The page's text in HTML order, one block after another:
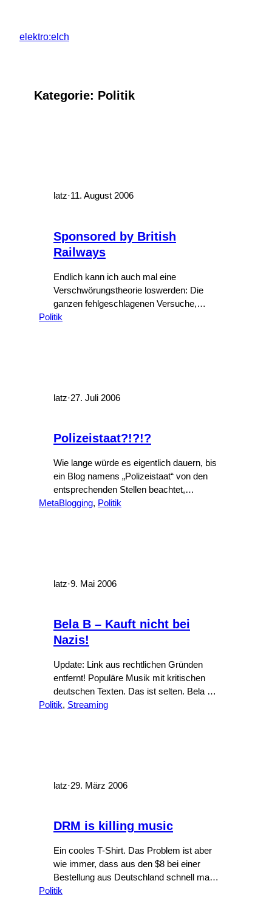
springen
elektro:elch
Kategorie: Politik
latz·11. August 2006
Sponsored by British
Railways
Endlich kann ich auch mal eine
Verschwörungstheorie loswerden: Die
ganzen fehlgeschlagenen Versuche,
Verkehrsflugzeuge in die Luft zu jagen,
Zugfahrt für die gleiche Strecke gedauert
Politik
latz·27. Juli 2006
Polizeistaat?!?!?
Wie lange würde es eigentlich dauern, bis
ein Blog namens „Polizeistaat“ von den
entsprechenden Stellen beachtet,
beobachtet und bearbeitet wird? Wer den
MetaBlogging, Politik
latz·9. Mai 2006
Bela B – Kauft nicht bei
Nazis!
Update: Link aus rechtlichen Gründen
entfernt! Populäre Musik mit kritischen
deutschen Texten. Das ist selten. Bela B
– Kauft nicht bei Nazis: MP3 oder
Politik, Streaming
latz·29. März 2006
DRM is killing music
Ein cooles T-Shirt. Das Problem ist aber
wie immer, dass aus den $8 bei einer
Bestellung aus Deutschland schnell mal
20 Euronen werden. Zum Glück gibt es
Politik